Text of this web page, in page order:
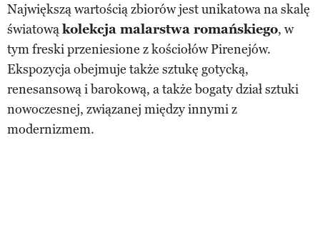
Największą wartością zbiorów jest unikatowa na skalę
światowąkolekcja malarstwa romańskiego, w
tym freski przeniesione z kościołów Pirenejów.
Ekspozycja obejmuje także sztukę gotycką,
renesansową i barokową, a także bogaty dział sztuki
nowoczesnej, związanej między innymi z
modernizmem.